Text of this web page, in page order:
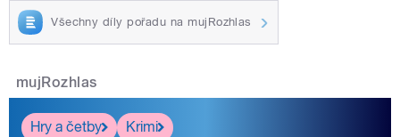
Všechny díly pořadu na mujRozhlas
mujRozhlas
Hry a četby
Krimi